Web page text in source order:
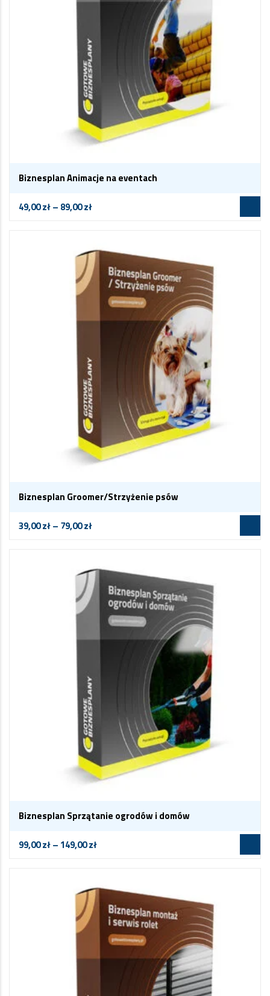
Biznesplan Animacje na eventach
49,00zł– 89,00zł
Biznesplan Groomer/Strzyżenie psów
39,00zł– 79,00zł
Biznesplan Sprzątanie ogrodów i domów
99,00zł– 149,00zł